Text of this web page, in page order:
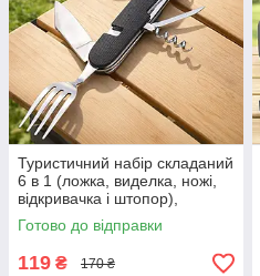
Туристичний набір складаний
6 в 1 (ложка, виделка, ножі,
відкривачка і штопор),
Чорний / Набір туристичний
Готово до відправки
119 ₴ 170 ₴